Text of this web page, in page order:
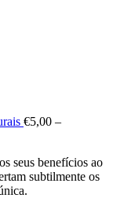
€5,00 –
seus benefícios ao
subtilmente os